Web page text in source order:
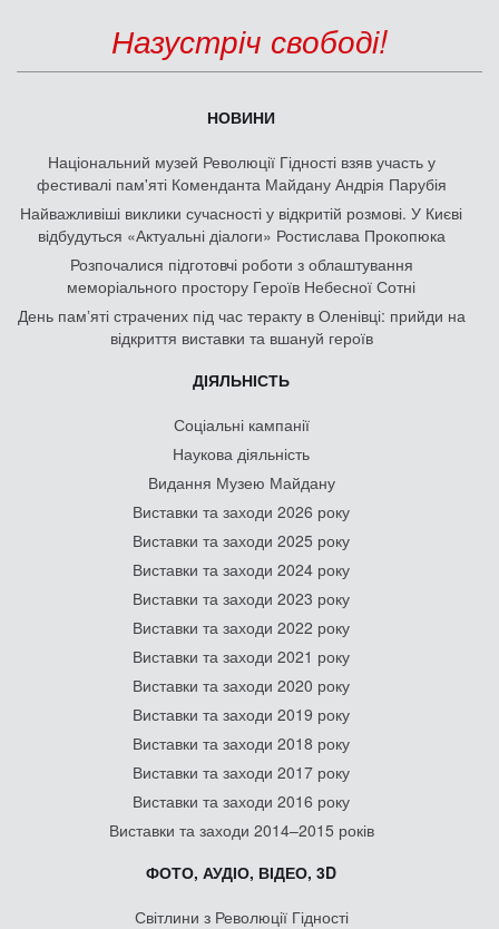
Назустріч свободі!
НОВИНИ
Національний музей Революції Гідності взяв участь у
фестивалі пам'яті Коменданта Майдану Андрія Парубія
Найважливіші виклики сучасності у відкритій розмові. У Києві
відбудуться «Актуальні діалоги» Ростислава Прокопюка
Розпочалися підготовчі роботи з облаштування
меморіального простору Героїв Небесної Сотні
День памʼяті страчених під час теракту в Оленівці: прийди на
відкриття виставки та вшануй героїв
ДІЯЛЬНІСТЬ
Соціальні кампанії
Наукова діяльність
Видання Музею Майдану
Виставки та заходи 2026 року
Виставки та заходи 2025 року
Виставки та заходи 2024 року
Виставки та заходи 2023 року
Виставки та заходи 2022 року
Виставки та заходи 2021 року
Виставки та заходи 2020 року
Виставки та заходи 2019 року
Виставки та заходи 2018 року
Виставки та заходи 2017 року
Виставки та заходи 2016 року
Виставки та заходи 2014–2015 років
ФОТО, АУДІО, ВІДЕО, 3D
Світлини з Революції Гідності